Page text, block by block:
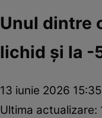
Unul dintre
lichid și la -
13 iunie 2026 15:35
Ultima actualizare: